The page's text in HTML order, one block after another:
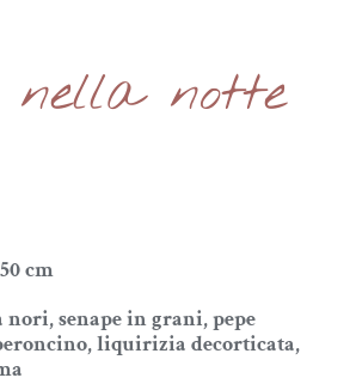
nella notte
cm
nori, senape in grani, pepe
liquirizia decorticata,